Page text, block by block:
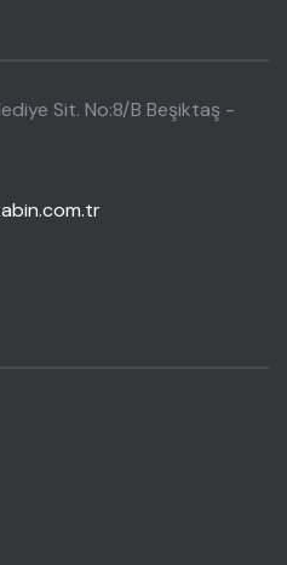
Sit. No:8/B Beşiktaş -